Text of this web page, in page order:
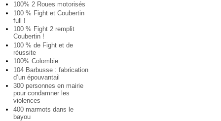
100% 2 Roues motorisés
100 % Fight et Coubertin
full !
100 % Fight 2 remplit
Coubertin !
100 % de Fight et de
réussite
100% Colombie
104 Barbusse : fabrication
d’un épouvantail
300 personnes en mairie
pour condamner les
violences
400 marmots dans le
bayou